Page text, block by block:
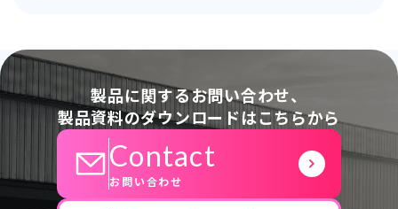
製品に関するお問い合わせ、
製品資料のダウンロードはこちらから
Contact
お問い合わせ